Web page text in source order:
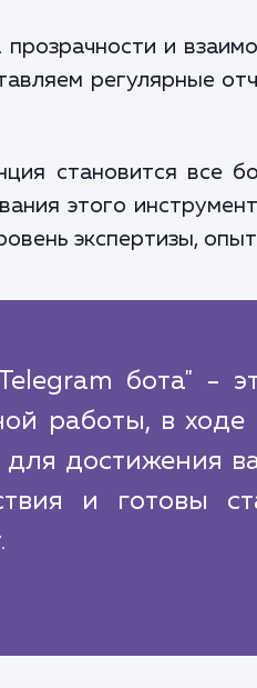
и
регулярные
становится все
этого
экспертизы,
бота" -
работы, в
для достижения
и готовы